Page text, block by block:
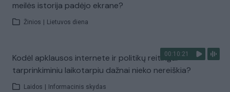
meilės istorija padėjo ekrane?
Žinios Lietuvos diena
00:10:21
Kodėl apklausos internete ir politikų reitingai
tarprinkiminiu laikotarpiu dažnai nieko nereiškia?
Laidos Informacinis skydas